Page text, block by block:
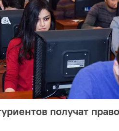
получат